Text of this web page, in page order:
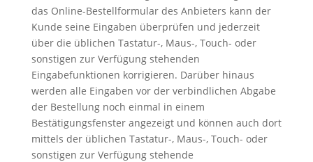
das Online-Bestellformular des Anbieters kann der
Kunde seine Eingaben überprüfen und jederzeit
über die üblichen Tastatur-, Maus-, Touch- oder
sonstigen zur Verfügung stehenden
Eingabefunktionen korrigieren. Darüber hinaus
werden alle Eingaben vor der verbindlichen Abgabe
der Bestellung noch einmal in einem
Bestätigungsfenster angezeigt und können auch dort
mittels der üblichen Tastatur-, Maus-, Touch- oder
sonstigen zur Verfügung stehende